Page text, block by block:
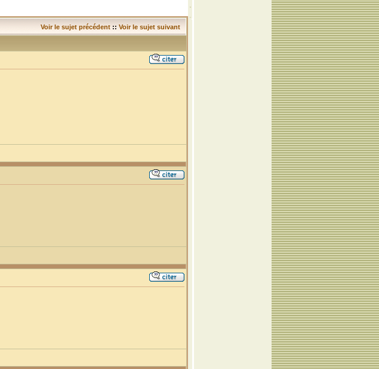
Voir le sujet précédent :: Voir le sujet suivant